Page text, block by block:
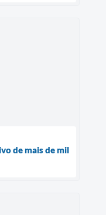
de mais de mil